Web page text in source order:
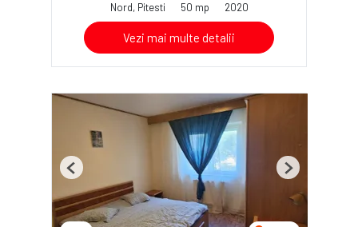
Nord, Pitesti
50 mp 2020
Vezi mai multe detalii
Previous Next